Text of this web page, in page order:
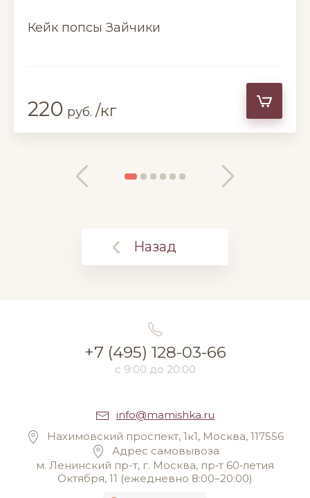
Кейк попсы Зайчики
220 руб. /кг
Назад
+7 (495) 128-03-66
с 9:00 до 20:00
info@mamishka.ru
Нахимовский проспект, 1к1, Москва, 117556
Адрес самовывоза
м. Ленинский пр-т, г. Москва, пр‑т 60‑летия
Октября, 11 (ежедневно 8:00–20:00)